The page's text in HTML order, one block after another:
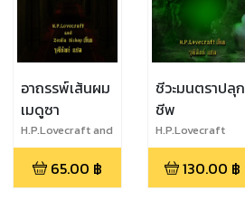
อาถรรพ์เส้นผม
เมดูซา
H.P.Lovecraft and
Zelia Bishop
65.00 ฿
ชีวะมนตราปลุก
ชีพ
H.P.Lovecraft
130.00 ฿